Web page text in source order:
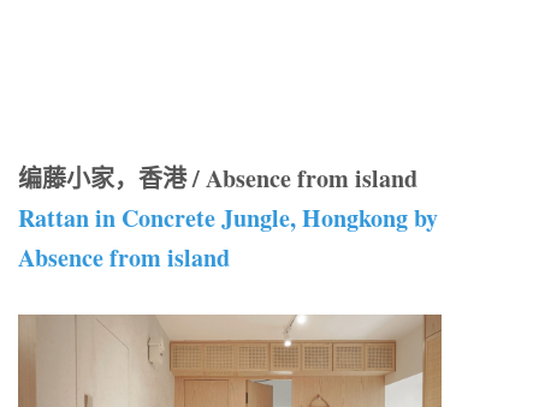
编藤小家，香港 / Absence from island
Rattan in Concrete Jungle, Hongkong by
Absence from island